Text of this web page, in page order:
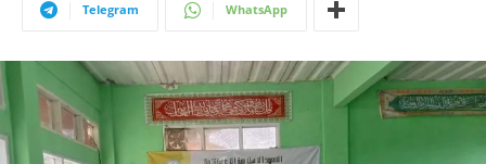
Telegram WhatsApp